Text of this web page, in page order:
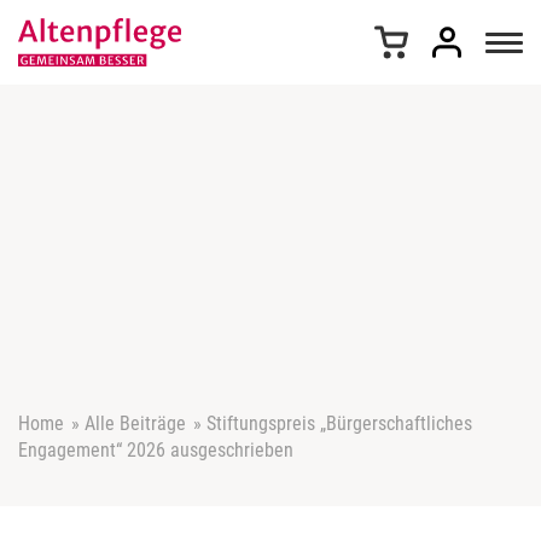
Home » Alle Beiträge » Stiftungspreis „Bürgerschaftliches
Engagement“ 2026 ausgeschrieben